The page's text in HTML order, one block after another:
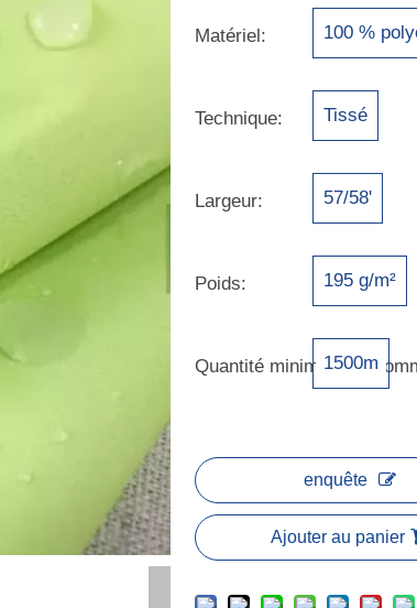
Matériel: 100 %
Technique: Tissé
Largeur: 57/58'
Poids: 195 g/m²
Quantité minimale de
1500m
enquête
Ajouter au panier